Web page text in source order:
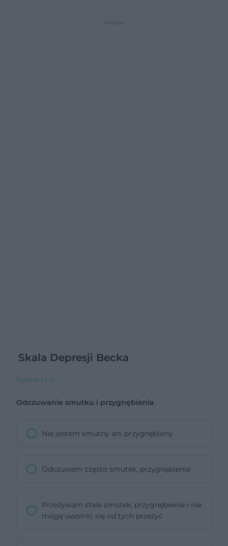
Skala Depresji Becka
Pytanie 1 z 21
Odczuwanie smutku i przygnębienia
Nie jestem smutny ani przygnębiony
Odczuwam często smutek, przygnębienie
Przeżywam stale smutek, przygnębienie i nie
mogę uwolnić się od tych przeżyć